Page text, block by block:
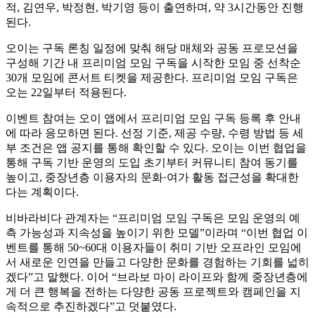
적, 김연우, 박정현, 박기영 등이 출연하며, 약 3시간동안 진행
된다.
오이는 구독 론칭 일정에 맞춰 해당 매체와 공동 프로모션을
구성해 기간 내 프리미엄 모임 구독을 시작한 모임 중 선착순
30개 모임에 콘서트 티켓을 제공한다. 프리미엄 모임 구독은
오는 22일부터 적용된다.
이벤트 참여는 오이 앱에서 프리미엄 모임 구독 등록 후 안내
에 따라 응모하면 된다. 선정 기준, 제공 수량, 수령 방법 등 세
부 조건은 앱 공지를 통해 확인할 수 있다. 오이는 이번 협업을
통해 구독 기반 운영의 도입 초기부터 커뮤니티 참여 동기를
높이고, 중장년층 이용자의 문화·여가 활동 접근성을 확대한
다는 계획이다.
비바라비다 관계자는 “프리미엄 모임 구독은 모임 운영의 예
측 가능성과 지속성을 높이기 위한 모델”이라며 “이번 협업 이
벤트를 통해 50~60대 이용자들이 취미 기반 오프라인 모임에
서 새로운 인연을 만들고 다양한 문화를 경험하는 기회를 넓히
겠다”고 말했다. 이어 “브라보 마이 라이프와 함께 중장년층에
게 더 큰 행복을 전하는 다양한 공동 프로젝트와 캠페인을 지
속적으로 추진하겠다”고 덧붙였다.